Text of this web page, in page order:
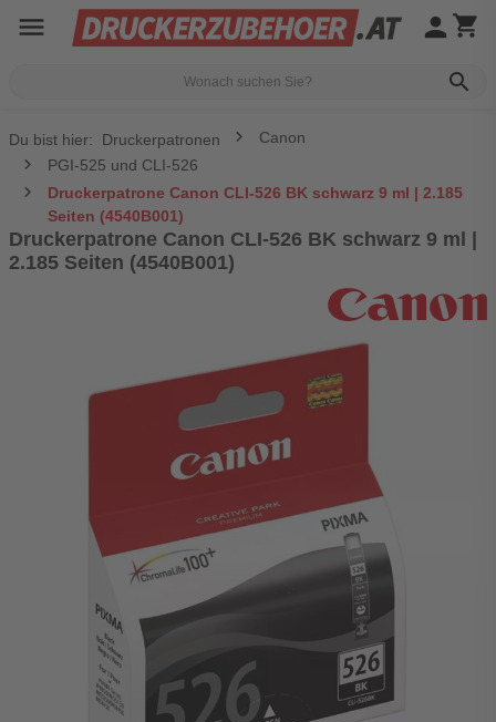
menu
search
person shopping_cart
Du bist hier: Druckerpatronen
Canon
PGI-525 und CLI-526
Druckerpatrone Canon CLI-526 BK schwarz 9 ml | 2.185
Seiten (4540B001)
Druckerpatrone Canon CLI-526 BK schwarz 9 ml |
2.185 Seiten (4540B001)